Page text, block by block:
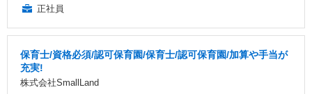
正社員
保育士/資格必須/認可保育園/保育士/認可保育園/加算や手当が
充実!
株式会社SmallLand